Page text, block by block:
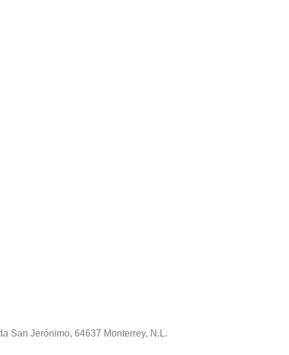
San Jerónimo, 64637 Monterrey, N.L.